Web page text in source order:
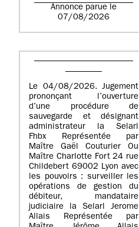
Annonce parue le
07/08/2026
Le 04/08/2026. Jugement
prononçant l’ouverture
d’une procédure de
sauvegarde et désignant
administrateur la Selarl
Fhbx Représentée par
Maître Gaël Couturier Ou
Maître Charlotte Fort 24 rue
Childebert 69002 Lyon avec
les pouvoirs : surveiller les
opérations de gestion du
débiteur, mandataire
judiciaire la Selarl Jerome
Allais Représentée par